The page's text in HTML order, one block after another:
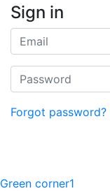
Sign in
Forgot password?
Green corner1